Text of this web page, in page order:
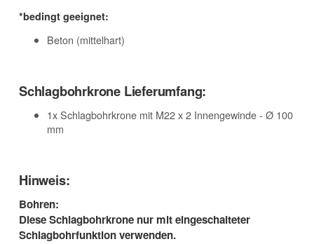
*bedingt geeignet:
Beton (mittelhart)
Schlagbohrkrone Lieferumfang:
1x Schlagbohrkrone mit M22 x 2 Innengewinde - Ø 100
mm
Hinweis:
Bohren:
Diese Schlagbohrkrone nur mit eingeschalteter
Schlagbohrfunktion verwenden.